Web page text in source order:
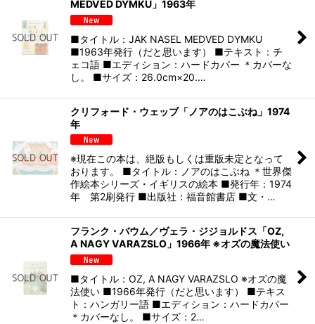
MEDVED DYMKU」1963年
■タイトル：JAK NASEL MEDVED DYMKU
■1963年発行（だと思います） ■テキスト：チ
ェコ語 ■エディション：ハードカバー ＊カバーな
し。 ■サイズ：26.0cm×20.…
クリフォード・ウェッブ「ノアのはこぶね」1974
年
※現在この本は、絶版もしくは重版未定となって
おります。 ■タイトル：ノアのはこぶね ＊世界傑
作絵本シリーズ・イギリスの絵本 ■発行年：1974
年 第2刷発行 ■出版社：福音館書店 ■文・…
フランク・バウム／ヴェラ・ジジョルドス「OZ,
A NAGY VARAZSLO」1966年 ※オズの魔法使い
■タイトル：OZ, A NAGY VARAZSLO ※オズの魔
法使い ■1966年発行（だと思います） ■テキス
ト：ハンガリー語 ■エディション：ハードカバー
＊カバーなし。 ■サイズ：2…